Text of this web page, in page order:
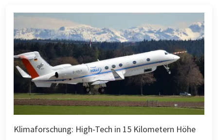
Klimaforschung: High-Tech in 15 Kilometern Höhe